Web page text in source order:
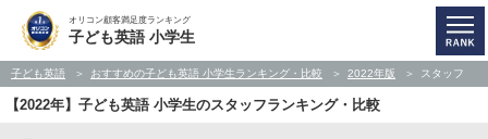
オリコン顧客満足度ランキング
子ども英語 小学生
子ども英語 おすすめの子ども英語 小学生ランキング・比較 2022年版 スタッフ
【2022年】子ども英語 小学生のスタッフランキング・比較